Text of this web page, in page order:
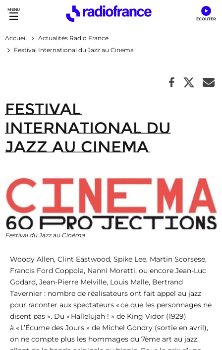
Accès direct :
Menu principal
Contenu
Accueil
Actualités Radio France
Festival International du Jazz au Cinema
Festival
International du
Jazz au Cinema
Festival du Jazz au Cinéma
Woody Allen, Clint Eastwood, Spike Lee, Martin Scorsese,
Francis Ford Coppola, Nanni Moretti, ou encore Jean-Luc
Godard, Jean-Pierre Melville, Louis Malle, Bertrand
Tavernier : nombre de réalisateurs ont fait appel au jazz
pour raconter aux spectateurs « ce que les personnages ne
disent pas ». Du « Hallelujah ! » de King Vidor (1929)
à « L’Écume des Jours » de Michel Gondry (sortie en avril),
on ne compte plus les hommages du 7ème art au jazz,